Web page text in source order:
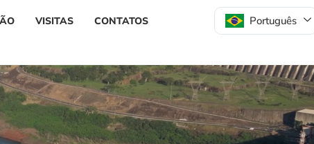
VISITAS CONTATOS Português